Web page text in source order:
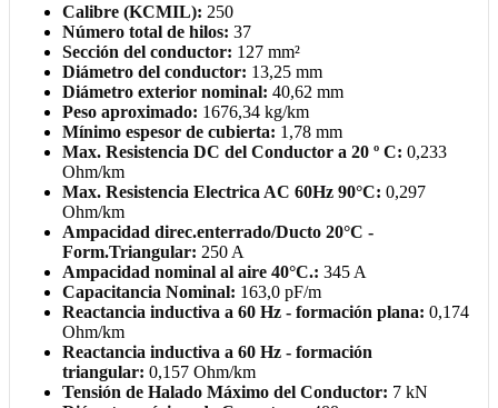
Calibre (KCMIL): 250
Número total de hilos: 37
Sección del conductor: 127 mm²
Diámetro del conductor: 13,25 mm
Diámetro exterior nominal: 40,62 mm
Peso aproximado: 1676,34 kg/km
Mínimo espesor de cubierta: 1,78 mm
Max. Resistencia DC del Conductor a 20 º C: 0,233
Ohm/km
Max. Resistencia Electrica AC 60Hz 90°C: 0,297
Ohm/km
Ampacidad direc.enterrado/Ducto 20°C -
Form.Triangular: 250 A
Ampacidad nominal al aire 40°C.: 345 A
Capacitancia Nominal: 163,0 pF/m
Reactancia inductiva a 60 Hz - formación plana: 0,174
Ohm/km
Reactancia inductiva a 60 Hz - formación
triangular: 0,157 Ohm/km
Tensión de Halado Máximo del Conductor: 7 kN